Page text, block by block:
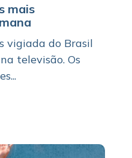
mais
vigiada do Brasil
televisão. Os